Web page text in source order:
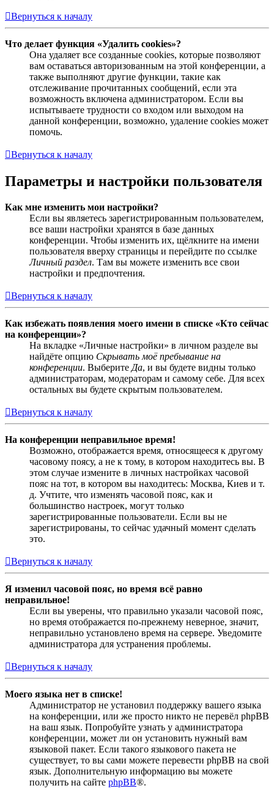
Вернуться к началу
Что делает функция «Удалить cookies»?
Она удаляет все созданные cookies, которые позволяют
вам оставаться авторизованным на этой конференции, а
также выполняют другие функции, такие как
отслеживание прочитанных сообщений, если эта
возможность включена администратором. Если вы
испытываете трудности со входом или выходом на
данной конференции, возможно, удаление cookies может
помочь.
Вернуться к началу
Параметры и настройки пользователя
Как мне изменить мои настройки?
Если вы являетесь зарегистрированным пользователем,
все ваши настройки хранятся в базе данных
конференции. Чтобы изменить их, щёлкните на имени
пользователя вверху страницы и перейдите по ссылке
Личный раздел. Там вы можете изменить все свои
настройки и предпочтения.
Вернуться к началу
Как избежать появления моего имени в списке «Кто сейчас
на конференции»?
На вкладке «Личные настройки» в личном разделе вы
найдёте опцию Скрывать моё пребывание на
конференции. Выберите Да, и вы будете видны только
администраторам, модераторам и самому себе. Для всех
остальных вы будете скрытым пользователем.
Вернуться к началу
На конференции неправильное время!
Возможно, отображается время, относящееся к другому
часовому поясу, а не к тому, в котором находитесь вы. В
этом случае измените в личных настройках часовой
пояс на тот, в котором вы находитесь: Москва, Киев и т.
д. Учтите, что изменять часовой пояс, как и
большинство настроек, могут только
зарегистрированные пользователи. Если вы не
зарегистрированы, то сейчас удачный момент сделать
это.
Вернуться к началу
Я изменил часовой пояс, но время всё равно
неправильное!
Если вы уверены, что правильно указали часовой пояс,
но время отображается по-прежнему неверное, значит,
неправильно установлено время на сервере. Уведомите
администратора для устранения проблемы.
Вернуться к началу
Моего языка нет в списке!
Администратор не установил поддержку вашего языка
на конференции, или же просто никто не перевёл phpBB
на ваш язык. Попробуйте узнать у администратора
конференции, может ли он установить нужный вам
языковой пакет. Если такого языкового пакета не
существует, то вы сами можете перевести phpBB на свой
язык. Дополнительную информацию вы можете
получить на сайте phpBB®.